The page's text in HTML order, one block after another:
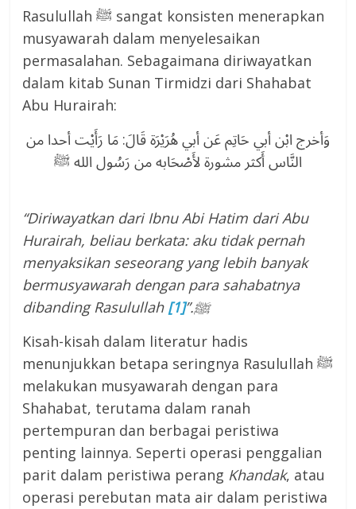
Rasulullah ﷺ sangat konsisten menerapkan
musyawarah dalam menyelesaikan
permasalahan. Sebagaimana diriwayatkan
dalam kitab Sunan Tirmidzi dari Shahabat
Abu Hurairah:
وَأخرج ابْن أبي حَاتِم عَن أبي هُرَيْرَة قَالَ: مَا رَأَيْت أحدا من
النَّاس أَكثر مشورة لأَصْحَابه من رَسُول الله ﷺ
“Diriwayatkan dari Ibnu Abi Hatim dari Abu
Hurairah, beliau berkata: aku tidak pernah
menyaksikan seseorang yang lebih banyak
bermusyawarah dengan para sahabatnya
dibanding Rasulullah
ﷺ.”
[1]
Kisah-kisah dalam literatur hadis
menunjukkan betapa seringnya Rasulullah ﷺ
melakukan musyawarah dengan para
Shahabat, terutama dalam ranah
pertempuran dan berbagai peristiwa
penting lainnya. Seperti operasi penggalian
parit dalam peristiwa perang Khandak, atau
operasi perebutan mata air dalam peristiwa